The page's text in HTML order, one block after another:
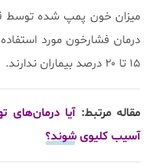
میزان خون پمپ شده توسط
درمان فشارخون مورد
۱۵ تا ۲۰ درصد بیماران ندارند.
مقاله مرتبط:آیا درمان‌های
آسیب کلیوی شوند؟